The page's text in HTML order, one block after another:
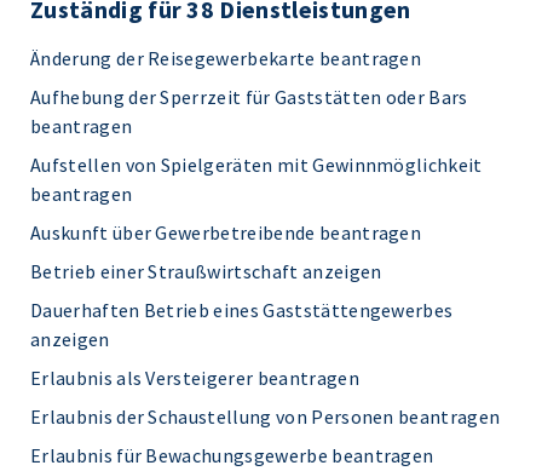
Zuständig für 38 Dienstleistungen
Änderung der Reisegewerbekarte beantragen
Aufhebung der Sperrzeit für Gaststätten oder Bars
beantragen
Aufstellen von Spielgeräten mit Gewinnmöglichkeit
beantragen
Auskunft über Gewerbetreibende beantragen
Betrieb einer Straußwirtschaft anzeigen
Dauerhaften Betrieb eines Gaststättengewerbes
anzeigen
Erlaubnis als Versteigerer beantragen
Erlaubnis der Schaustellung von Personen beantragen
Erlaubnis für Bewachungsgewerbe beantragen